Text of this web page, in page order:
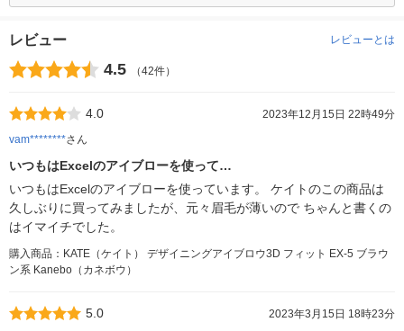
レビュー レビューとは
4.5 （42件）
4.0
2023年12月15日 22時49分
vam********さん
いつもはExcelのアイブローを使って…
いつもはExcelのアイブローを使っています。 ケイトのこの商品は
久しぶりに買ってみましたが、元々眉毛が薄いので ちゃんと書くの
はイマイチでした。
購入商品：KATE（ケイト） デザイニングアイブロウ3D フィット EX-5 ブラウ
ン系 Kanebo（カネボウ）
5.0
2023年3月15日 18時23分